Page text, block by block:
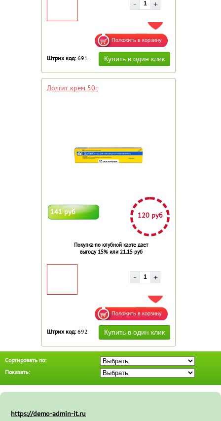
ДОБАВИТЬ В ИЗБРАННОЕ
Штрих код: 691
Долгит крем 50г
141 руб 120 руб
Покупка по клубной карте дает
выгоду 15% или 21.15 руб
ДОБАВИТЬ В ИЗБРАННОЕ
Штрих код: 692
Сортировать по:
Показать:
https://demo-admin-it.ru